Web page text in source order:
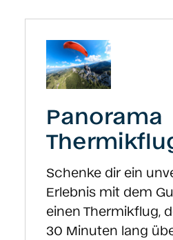
Panorama
Schenke dir ein
Erlebnis mit dem
einen Thermikflug,
30 Minuten lang